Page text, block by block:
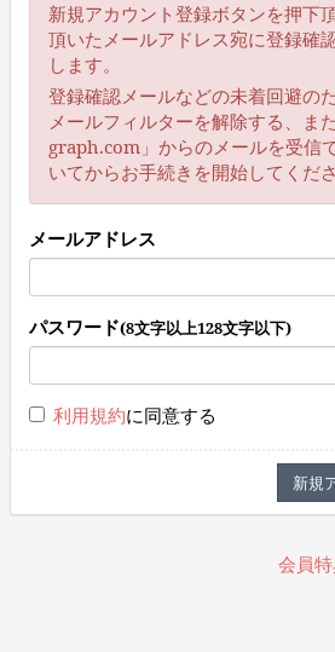
新規アカウント登録ボタンを押下
頂いたメールアドレス宛に登録確
します。
登録確認メールなどの未着回避の
メールフィルターを解除する、ま
graph.com」からのメールを受信
いてからお手続きを開始してくださ
メールアドレス
パスワード(8文字以上128文字以下)
利用規約に同意する
会員